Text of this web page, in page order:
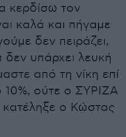
κερδίσω τον
καλά και πήγαμε
δεν πειράζει,
υπάρχει λευκή
από τη νίκη επί
ούτε ο ΣΥΡΙΖΑ
κατέληξε ο Κώστας